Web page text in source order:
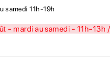
samedi 11h-19h
- mardi au samedi - 11h-